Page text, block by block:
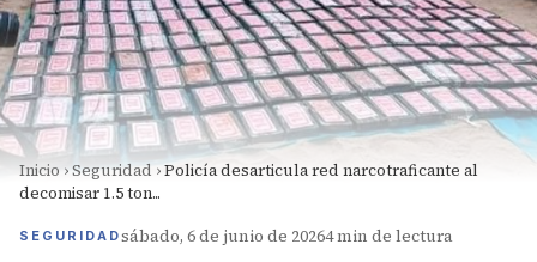
Inicio ›Seguridad ›Policía desarticula red narcotraficante al
decomisar 1.5 ton...
SEGURIDADsábado, 6 de junio de 20264 min de lectura